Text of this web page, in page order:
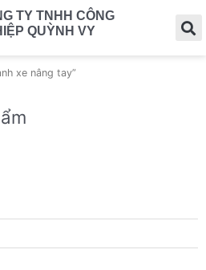
TY TNHH CÔNG
QUỲNH VY
xe nâng tay”